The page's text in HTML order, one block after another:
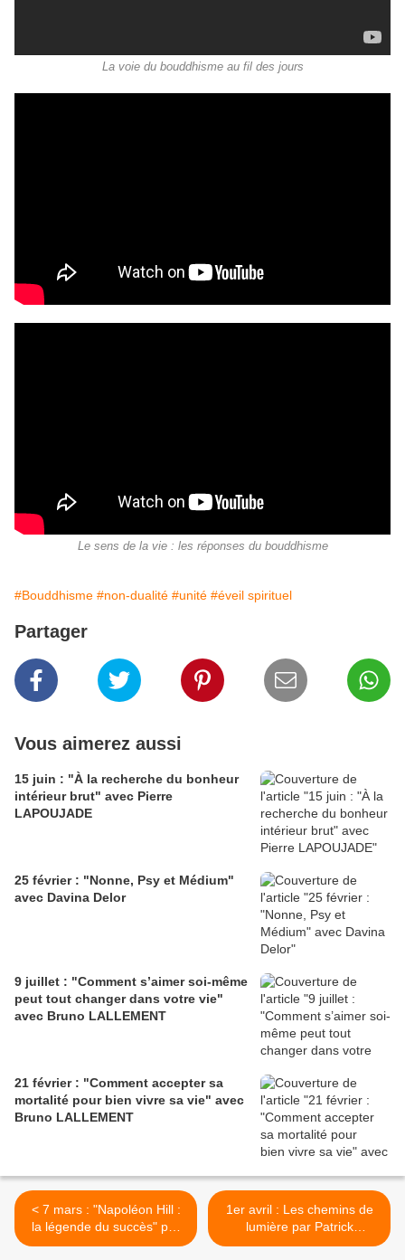
La voie du bouddhisme au fil des jours
Le sens de la vie : les réponses du bouddhisme
#Bouddhisme #non-dualité #unité #éveil spirituel
Partager
Vous aimerez aussi
15 juin : "À la recherche du bonheur
intérieur brut" avec Pierre
LAPOUJADE
25 février : "Nonne, Psy et Médium"
avec Davina Delor
9 juillet : "Comment s’aimer soi-même
peut tout changer dans votre vie"
avec Bruno LALLEMENT
21 février : "Comment accepter sa
mortalité pour bien vivre sa vie" avec
Bruno LALLEMENT
< 7 mars : "Napoléon Hill :
la légende du succès" par
Sergio LAUBARY et Zuzana
1er avril : Les chemins de
lumière par Patrick
DROUOT >